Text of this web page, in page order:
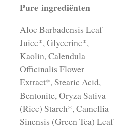
Pure ingrediënten
Aloe Barbadensis Leaf
Juice*, Glycerine*,
Kaolin, Calendula
Officinalis Flower
Extract*, Stearic Acid,
Bentonite, Oryza Sativa
(Rice) Starch*, Camellia
Sinensis (Green Tea) Leaf